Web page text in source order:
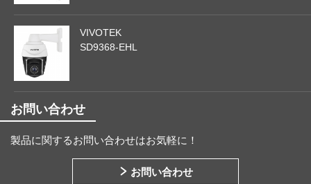
VIVOTEK
SD9368-EHL
お問い合わせ
製品に関するお問い合わせはお気軽に！
お問い合わせ